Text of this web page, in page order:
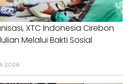
XTC Indonesia Cirebon
Melalui Bakti Sosial
2026